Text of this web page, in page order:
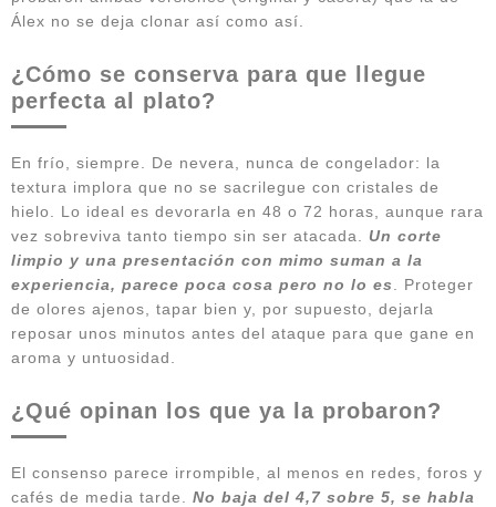
Álex no se deja clonar así como así.
¿Cómo se conserva para que llegue
perfecta al plato?
En frío, siempre. De nevera, nunca de congelador: la
textura implora que no se sacrilegue con cristales de
hielo. Lo ideal es devorarla en 48 o 72 horas, aunque rara
vez sobreviva tanto tiempo sin ser atacada. Un corte
limpio y una presentación con mimo suman a la
experiencia, parece poca cosa pero no lo es
. Proteger
de olores ajenos, tapar bien y, por supuesto, dejarla
reposar unos minutos antes del ataque para que gane en
aroma y untuosidad.
¿Qué opinan los que ya la probaron?
El consenso parece irrompible, al menos en redes, foros y
cafés de media tarde. No baja del 4,7 sobre 5, se habla